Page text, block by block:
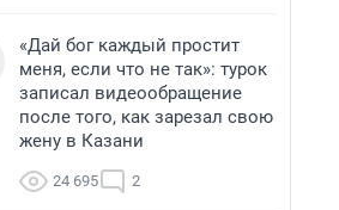
«Дай бог каждый простит
меня, если что не так»: турок
записал видеообращение
после того, как зарезал свою
жену в Казани
24 695 2